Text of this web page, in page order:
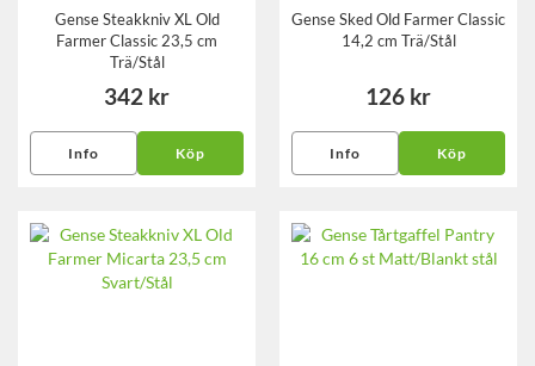
Gense Steakkniv XL Old
Farmer Classic 23,5 cm
Trä/Stål
342 kr
Info Köp
Gense Sked Old Farmer Classic
14,2 cm Trä/Stål
126 kr
Info Köp